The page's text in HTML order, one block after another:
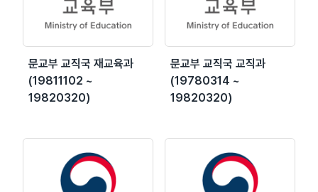
문교부 교직국 재교육과
(19811102 ~
19820320)
문교부 교직국 교직과
(19780314 ~
19820320)